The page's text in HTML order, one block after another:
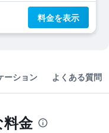
料金を表示
ーション よくある質問
金